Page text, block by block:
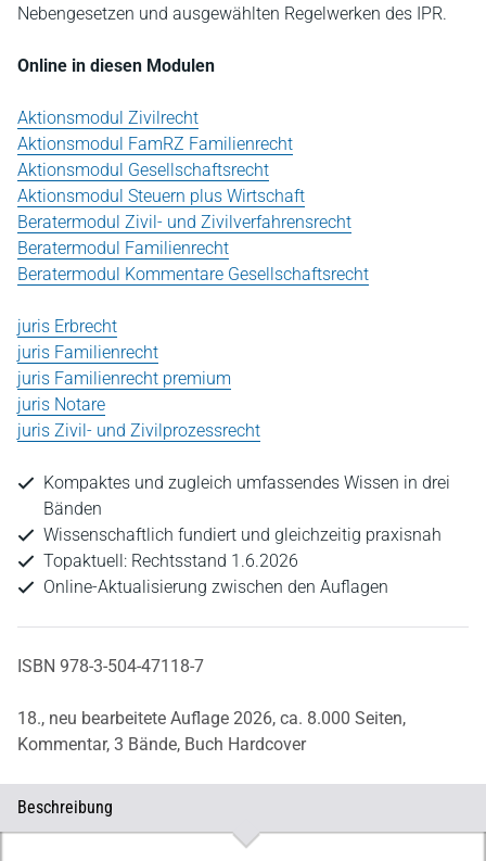
Nebengesetzen und ausgewählten Regelwerken des IPR.
Online in diesen Modulen
Aktionsmodul Zivilrecht
Aktionsmodul FamRZ Familienrecht
Aktionsmodul Gesellschaftsrecht
Aktionsmodul Steuern plus Wirtschaft
Beratermodul Zivil- und Zivilverfahrensrecht
Beratermodul Familienrecht
Beratermodul Kommentare Gesellschaftsrecht
juris Erbrecht
juris Familienrecht
juris Familienrecht premium
juris Notare
juris Zivil- und Zivilprozessrecht
Kompaktes und zugleich umfassendes Wissen in drei
Bänden
Wissenschaftlich fundiert und gleichzeitig praxisnah
Topaktuell: Rechtsstand 1.6.2026
Online-Aktualisierung zwischen den Auflagen
ISBN 978-3-504-47118-7
18., neu bearbeitete Auflage 2026, ca. 8.000 Seiten,
Kommentar, 3 Bände, Buch Hardcover
Beschreibung